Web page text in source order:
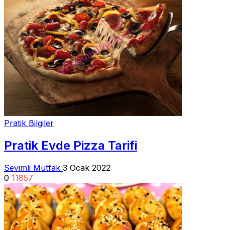
Pratik Bilgiler
Pratik Evde Pizza Tarifi
Sevimli Mutfak 3 Ocak 2022
0 11857